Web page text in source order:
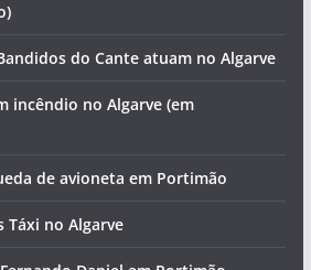
do Cante atuam no Algarve
incêndio no Algarve (em
de avioneta em Portimão
Táxi no Algarve